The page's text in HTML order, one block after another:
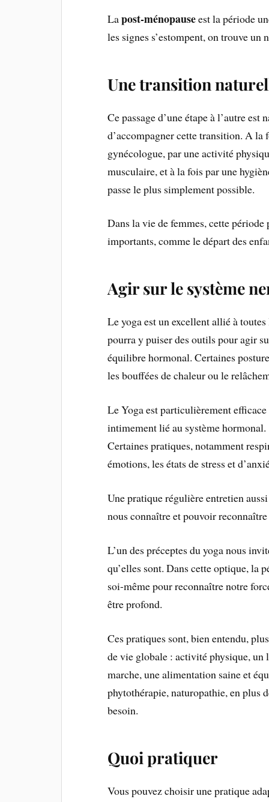
Lapost-ménopauseest la période
les signes s’estompent, on trouve un
Une transition
Ce passage d’une étape à l’autre
d’accompagner cette transition. A la
gynécologue, par une activité
musculaire, et à la fois par une
passe le plus simplement possible.
Dans la vie de femmes, cette
importants, comme le départ des
Agir sur le système
Le yoga est un excellent allié à
pourra y puiser des outils pour agir
équilibre hormonal. Certaines
les bouffées de chaleur ou le
Le Yoga est particulièrement
intimement lié au système hormonal.
Certaines pratiques, notamment
émotions, les états de stress et
Une pratique régulière entretien
nous connaître et pouvoir
L’un des préceptes du yoga nous
qu’elles sont. Dans cette optique, la
soi-même pour reconnaître notre
être profond.
Ces pratiques sont, bien entendu,
de vie globale : activité physique, un
marche, une alimentation saine et
phytothérapie, naturopathie, en plus
besoin.
Quoi pratiquer
Vous pouvez choisir une pratique